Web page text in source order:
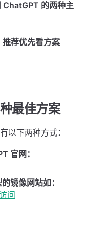
ChatGPT 的两种主
荐优先看方案
最佳方案
以下两种方式：
官网：
镜像网站如：
问